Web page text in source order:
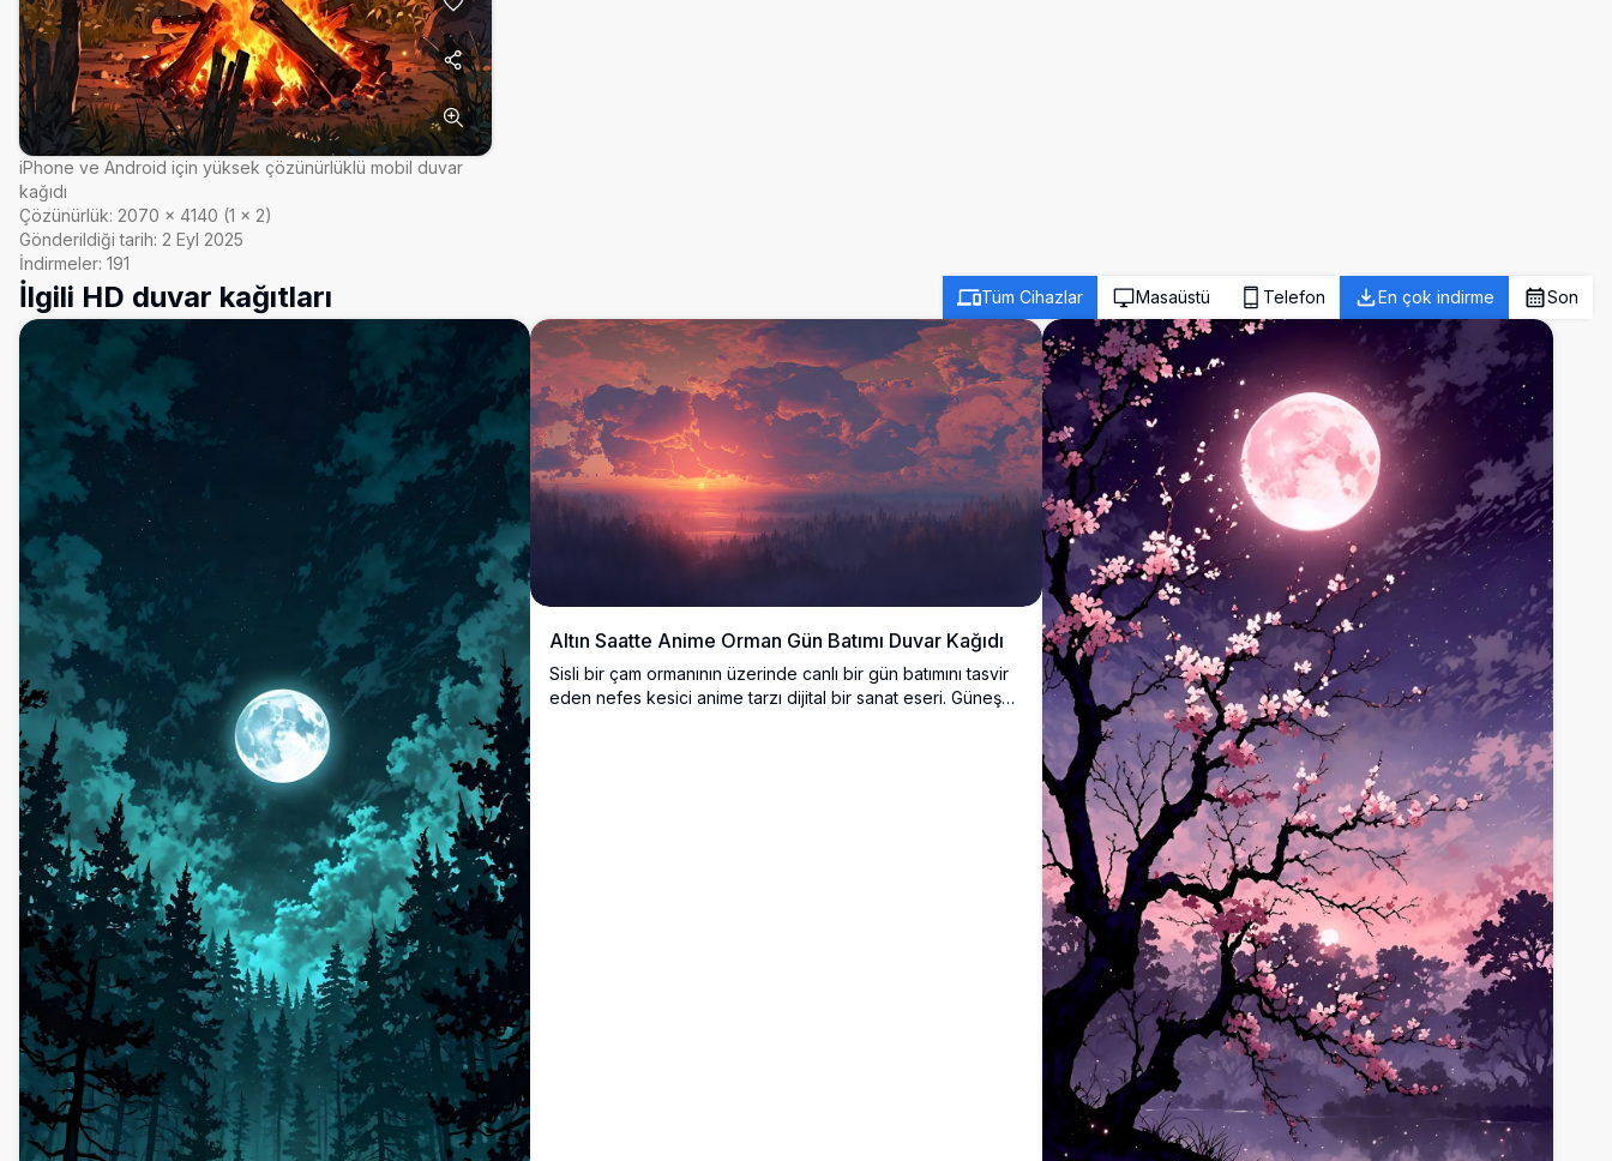
iPhone ve Android için yüksek çözünürlüklü mobil duvar
kağıdı
Çözünürlük: 2070 × 4140 (1 × 2)
Gönderildiği tarih: 2 Eyl 2025
İndirmeler: 191
İlgili HD duvar kağıtları Tüm Cihazlar Masaüstü Telefon En çok indirme Son
Altın Saatte Anime Orman Gün Batımı Duvar Kağıdı
Sisli bir çam ormanının üzerinde canlı bir gün batımını tasvir
eden nefes kesici anime tarzı dijital bir sanat eseri. Güneş